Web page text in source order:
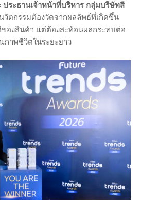
ระธานเจ้าหน้าที่บริหาร กลุ่มบริษัทสี
วัตกรรมต้องวัดจากผลลัพธ์ที่เกิดขึ้น
องสินค้า แต่ต้องสะท้อนผลกระทบต่อ
ภาพชีวิตในระยะยาว